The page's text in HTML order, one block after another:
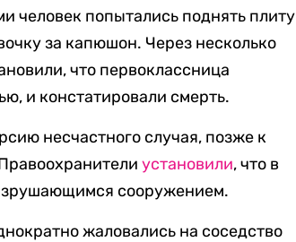
человек попытались поднять плиту
за капюшон. Через несколько
что первоклассница
и констатировали смерть.
несчастного случая, позже к
установили, что в
сооружением.
жаловались на соседство